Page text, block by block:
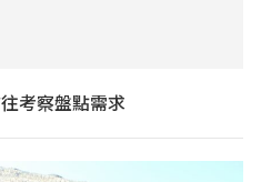
考察盤點需求